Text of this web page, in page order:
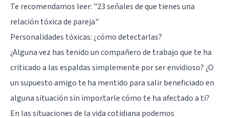
Te recomendamos leer: "23 señales de que tienes una
relación tóxica de pareja"
Personalidades tóxicas: ¿cómo detectarlas?
¿Alguna vez has tenido un compañero de trabajo que te ha
criticado a las espaldas simplemente por ser envidioso? ¿O
un supuesto amigo te ha mentido para salir beneficiado en
alguna situación sin importarle cómo te ha afectado a ti?
En las situaciones de la vida cotidiana podemos